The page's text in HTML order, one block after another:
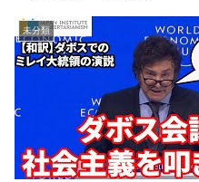
未分類